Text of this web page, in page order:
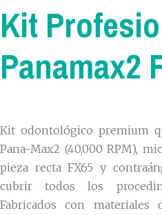
Kit
Panamax2
Kit odontológico premium
Pana-Max2 (40,000 RPM),
pieza recta FX65 y
cubrir todos los
Fabricados con materiales